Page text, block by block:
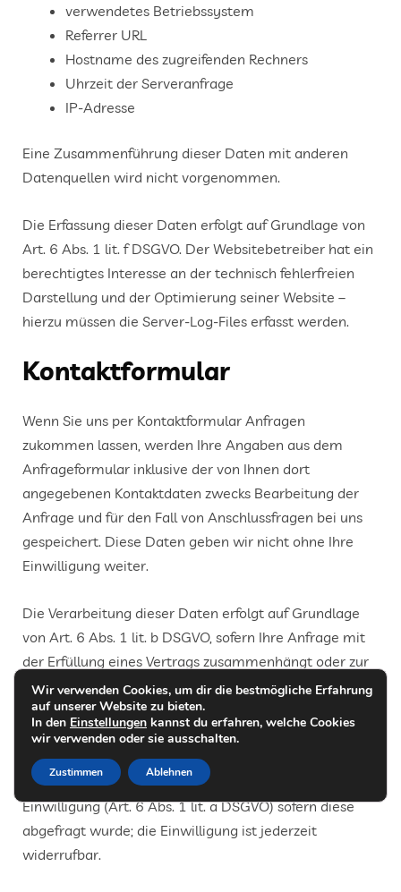
verwendetes Betriebssystem
Referrer URL
Hostname des zugreifenden Rechners
Uhrzeit der Serveranfrage
IP-Adresse
Eine Zusammenführung dieser Daten mit anderen
Datenquellen wird nicht vorgenommen.
Die Erfassung dieser Daten erfolgt auf Grundlage von
Art. 6 Abs. 1 lit. f DSGVO. Der Websitebetreiber hat ein
berechtigtes Interesse an der technisch fehlerfreien
Darstellung und der Optimierung seiner Website –
hierzu müssen die Server-Log-Files erfasst werden.
Kontaktformular
Wenn Sie uns per Kontaktformular Anfragen
zukommen lassen, werden Ihre Angaben aus dem
Anfrageformular inklusive der von Ihnen dort
angegebenen Kontaktdaten zwecks Bearbeitung der
Anfrage und für den Fall von Anschlussfragen bei uns
gespeichert. Diese Daten geben wir nicht ohne Ihre
Einwilligung weiter.
Die Verarbeitung dieser Daten erfolgt auf Grundlage
von Art. 6 Abs. 1 lit. b DSGVO, sofern Ihre Anfrage mit
der Erfüllung eines Vertrags zusammenhängt oder zur
Durchführung vorvertraglicher Maßnahmen
erforderlich ist. In allen übrigen Fällen beruht die
Verarbeitung auf unserem berechtigten Interesse an
der effektiven Bearbeitung der an uns gerichteten
Anfragen (Art. 6 Abs. 1 lit. f DSGVO) oder auf Ihrer
Einwilligung (Art. 6 Abs. 1 lit. a DSGVO) sofern diese
abgefragt wurde; die Einwilligung ist jederzeit
widerrufbar.
Wir verwenden Cookies, um dir die bestmögliche Erfahrung
auf unserer Website zu bieten.
In den Einstellungen kannst du erfahren, welche Cookies
wir verwenden oder sie ausschalten.
Zustimmen Ablehnen